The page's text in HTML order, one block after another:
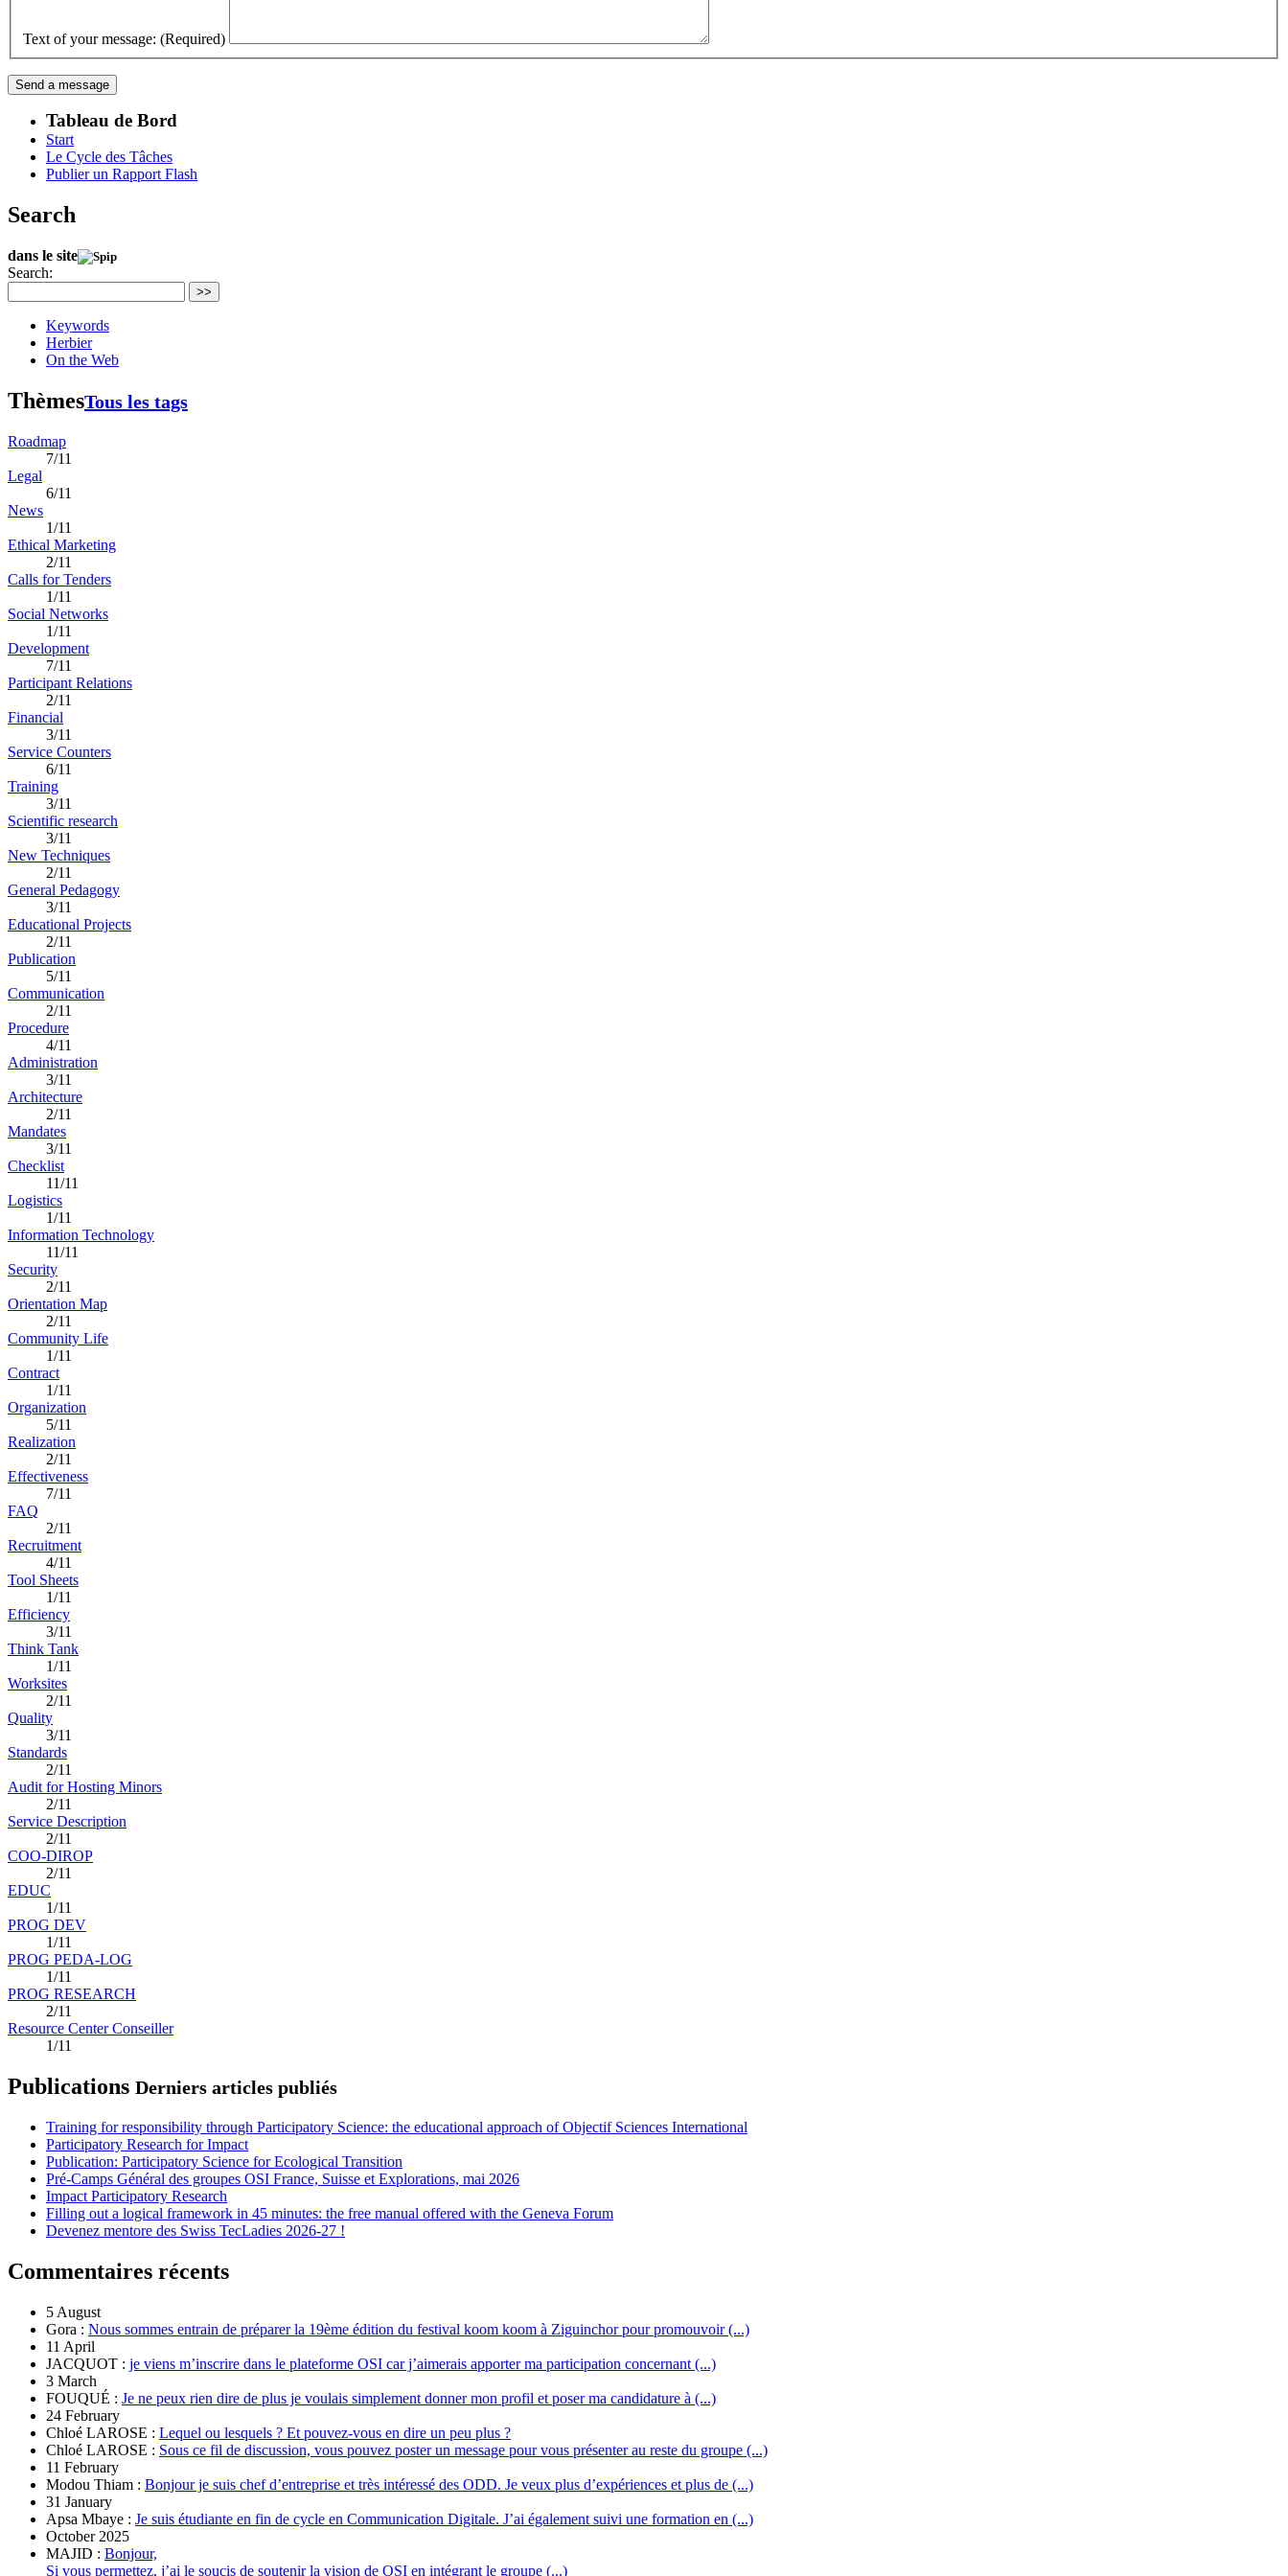
Text of your message: (Required)
Tableau de Bord
Start
Le Cycle des Tâches
Publier un Rapport Flash
Search
dans le site
Search:
>>
Keywords
Herbier
On the Web
ThèmesTous les tags
Roadmap
7/11
Legal
6/11
News
1/11
Ethical Marketing
2/11
Calls for Tenders
1/11
Social Networks
1/11
Development
7/11
Participant Relations
2/11
Financial
3/11
Service Counters
6/11
Training
3/11
Scientific research
3/11
New Techniques
2/11
General Pedagogy
3/11
Educational Projects
2/11
Publication
5/11
Communication
2/11
Procedure
4/11
Administration
3/11
Architecture
2/11
Mandates
3/11
Checklist
11/11
Logistics
1/11
Information Technology
11/11
Security
2/11
Orientation Map
2/11
Community Life
1/11
Contract
1/11
Organization
5/11
Realization
2/11
Effectiveness
7/11
FAQ
2/11
Recruitment
4/11
Tool Sheets
1/11
Efficiency
3/11
Think Tank
1/11
Worksites
2/11
Quality
3/11
Standards
2/11
Audit for Hosting Minors
2/11
Service Description
2/11
COO-DIROP
2/11
EDUC
1/11
PROG DEV
1/11
PROG PEDA-LOG
1/11
PROG RESEARCH
2/11
Resource Center Conseiller
1/11
Publications Derniers articles publiés
Training for responsibility through Participatory Science: the educational approach of Objectif Sciences International
Participatory Research for Impact
Publication: Participatory Science for Ecological Transition
Pré-Camps Général des groupes OSI France, Suisse et Explorations, mai 2026
Impact Participatory Research
Filling out a logical framework in 45 minutes: the free manual offered with the Geneva Forum
Devenez mentore des Swiss TecLadies 2026-27 !
Commentaires récents
5 August
Gora : Nous sommes entrain de préparer la 19ème édition du festival koom koom à Ziguinchor pour promouvoir (...)
11 April
JACQUOT : je viens m’inscrire dans le plateforme OSI car j’aimerais apporter ma participation concernant (...)
3 March
FOUQUÉ : Je ne peux rien dire de plus je voulais simplement donner mon profil et poser ma candidature à (...)
24 February
Chloé LAROSE : Lequel ou lesquels ? Et pouvez-vous en dire un peu plus ?
Chloé LAROSE : Sous ce fil de discussion, vous pouvez poster un message pour vous présenter au reste du groupe (...)
11 February
Modou Thiam : Bonjour je suis chef d’entreprise et très intéressé des ODD. Je veux plus d’expériences et plus de (...)
31 January
Apsa Mbaye : Je suis étudiante en fin de cycle en Communication Digitale. J’ai également suivi une formation en (...)
October 2025
MAJID : Bonjour,
Si vous permettez, j’ai le soucis de soutenir la vision de OSI en intégrant le groupe (...)